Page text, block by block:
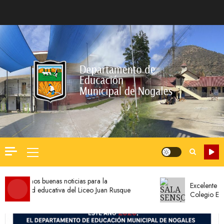
contenido
Menú
principal
buenas noticias para la
educativa del Liceo Juan Rusque
Excelente
Colegio El
Visita a Capacitación FOCUS en Colegio El